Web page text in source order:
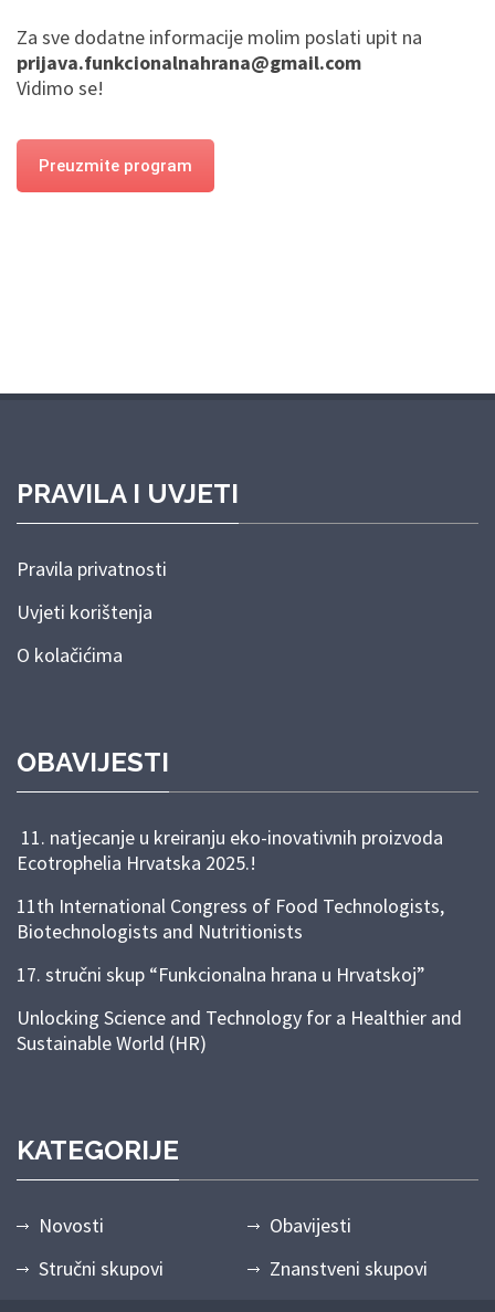
Za sve dodatne informacije molim poslati upit na
prijava.funkcionalnahrana@gmail.com
Vidimo se!
Preuzmite program
PRAVILA I UVJETI
Pravila privatnosti
Uvjeti korištenja
O kolačićima
OBAVIJESTI
11. natjecanje u kreiranju eko-inovativnih proizvoda
Ecotrophelia Hrvatska 2025.!
11th International Congress of Food Technologists,
Biotechnologists and Nutritionists
17. stručni skup “Funkcionalna hrana u Hrvatskoj”
Unlocking Science and Technology for a Healthier and
Sustainable World (HR)
KATEGORIJE
Novosti
Obavijesti
Stručni skupovi
Znanstveni skupovi